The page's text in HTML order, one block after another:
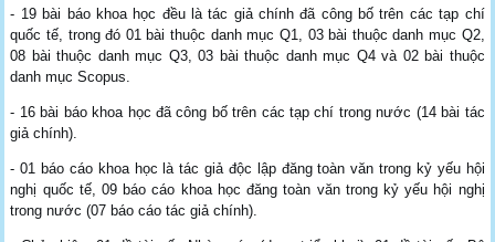
- 19 bài báo khoa học đều là tác giả chính đã công bố trên các tạp chí
quốc tế, trong đó 01 bài thuộc danh mục Q1, 03 bài thuộc danh mục Q2,
08 bài thuộc danh mục Q3, 03 bài thuộc danh mục Q4 và 02 bài thuộc
danh mục Scopus.
- 16 bài báo khoa học đã công bố trên các tạp chí trong nước (14 bài tác
giả chính).
- 01 báo cáo khoa học là tác giả độc lập đăng toàn văn trong kỷ yếu hội
nghị quốc tế, 09 báo cáo khoa học đăng toàn văn trong kỷ yếu hội nghị
trong nước (07 báo cáo tác giả chính).